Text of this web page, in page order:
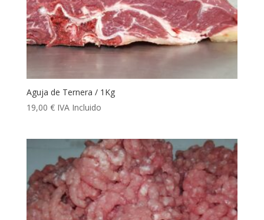
Aguja de Ternera / 1Kg
19,00 € IVA Incluido